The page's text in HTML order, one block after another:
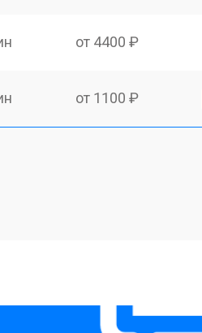
от 4400 ₽
от 1100 ₽